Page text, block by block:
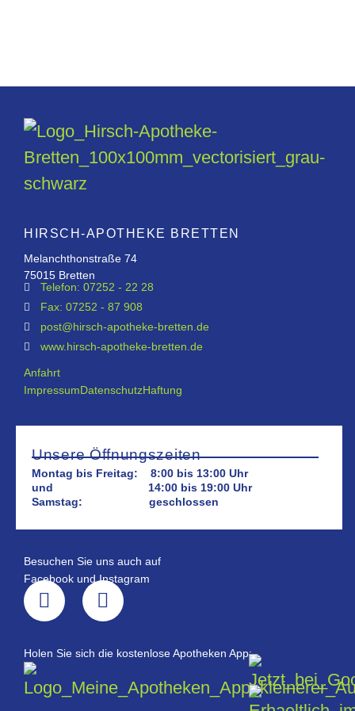
HIRSCH-APOTHEKE BRETTEN
Melanchthonstraße 74
75015 Bretten
Telefon: 07252 - 22 28
Fax: 07252 - 87 908
post@hirsch-apotheke-bretten.de
www.hirsch-apotheke-bretten.de
Anfahrt
ImpressumDatenschutzHaftung
Unsere Öffnungszeiten
Montag bis Freitag: 8:00 bis 13:00 Uhr
und 14:00 bis 19:00 Uhr
Samstag: geschlossen
Besuchen Sie uns auch auf
Facebook und Instagram
Holen Sie sich die kostenlose Apotheken App: